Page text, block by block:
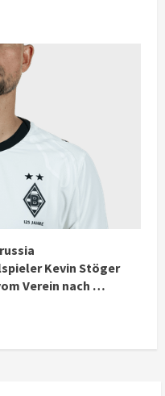
Kevin Stöger
Verein nach …